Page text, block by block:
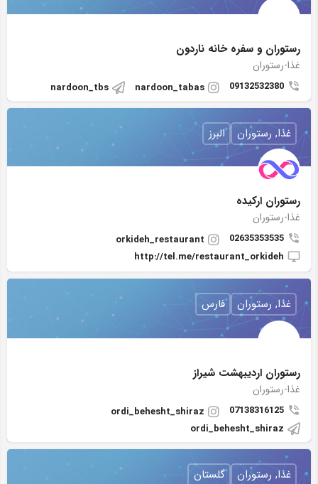
رستوران و سفره خانه ناردون
غذا-رستوران
09132532380
nardoon_tabas
nardoon_tbs
رستوران اركيده
غذا-رستوران
02635353535
orkideh_restaurant
http://tel.me/restaurant_orkideh
غذا, رستوران البرز
رستوران اردیبهشت شیراز
غذا-رستوران
07138316125
ordi_behesht_shiraz
ordi_behesht_shiraz
غذا, رستوران فارس
غذا, رستوران گلستان